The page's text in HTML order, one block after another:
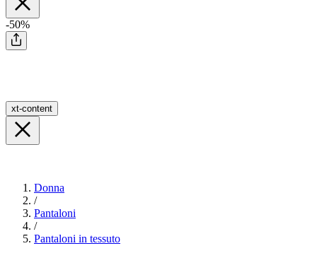
-50%
xt-content
Donna
/
Pantaloni
/
Pantaloni in tessuto